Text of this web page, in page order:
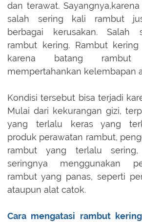
dan terawat.
salah sering kali rambut
berbagai kerusakan. Salah
rambut kering. Rambut kering
karena batang
mempertahankan kelembapan
Kondisi tersebut bisa terjadi
Mulai dari kekurangan gizi,
yang terlalu keras yang
produk perawatan rambut,
rambut yang terlalu
seringnya menggunakan
rambut yang panas, seperti
ataupun alat catok.
Cara mengatasi rambut kering